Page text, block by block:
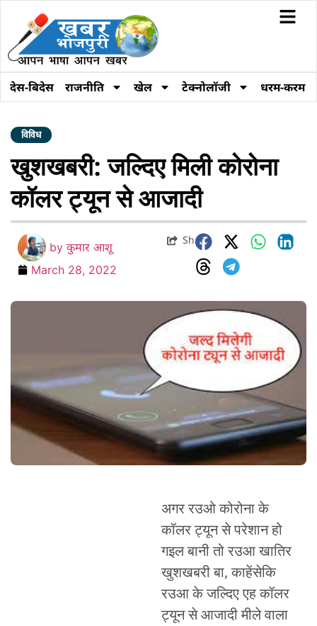
देस-बिदेस राजनीति खेल टेक्नोलॉजी धरम-करम
विविध
खुशखबरी: जल्दिए मिली कोरोना
कॉलर ट्यून से आजादी
by कुमार आशू
March 28, 2022
Share
अगर रउओ कोरोना के
कॉलर ट्यून से परेशान हो
गइल बानी तो रउआ खातिर
खुशखबरी बा, काहेंसेकि
रउआ के जल्दिए एह कॉलर
ट्यून से आजादी मीले वाला